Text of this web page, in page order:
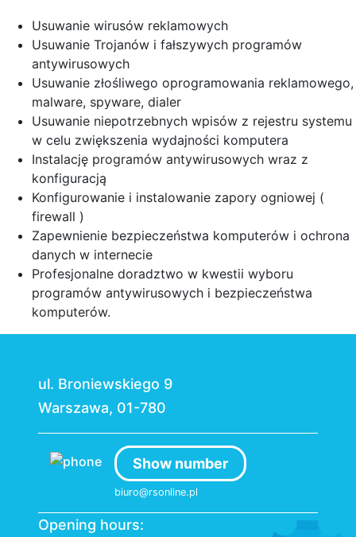
Usuwanie wirusów reklamowych
Usuwanie Trojanów i fałszywych programów
antywirusowych
Usuwanie złośliwego oprogramowania reklamowego,
malware, spyware, dialer
Usuwanie niepotrzebnych wpisów z rejestru systemu
w celu zwiększenia wydajności komputera
Instalację programów antywirusowych wraz z
konfiguracją
Konfigurowanie i instalowanie zapory ogniowej (
firewall )
Zapewnienie bezpieczeństwa komputerów i ochrona
danych w internecie
Profesjonalne doradztwo w kwestii wyboru
programów antywirusowych i bezpieczeństwa
komputerów.
ul. Broniewskiego 9
Warszawa, 01-780
Show number
biuro@rsonline.pl
Opening hours: